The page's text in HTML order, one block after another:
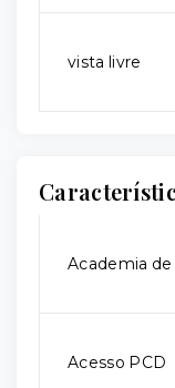
vista livre
Academia
Acesso PCD